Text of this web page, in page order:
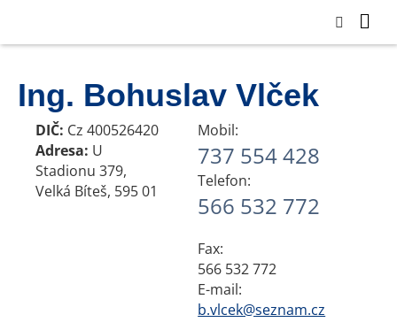
Ing. Bohuslav Vlček
DIČ: Cz 400526420
Adresa: U
Stadionu 379,
Velká Bíteš, 595 01
Mobil:
737 554 428
Telefon:
566 532 772
Fax:
566 532 772
E-mail:
b.vlcek@seznam.cz